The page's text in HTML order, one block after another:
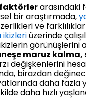
faktörlerarasındaki
bir araştırmada,
ve
üzerinde
görünüşlerini
maruz kalma,
değişkenlerini
birazdan
daha fazla
daha hızlı